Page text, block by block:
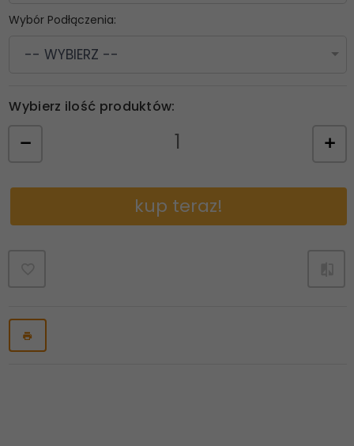
Wybór Podłączenia:
-- WYBIERZ --
Wybierz ilość produktów:
kup teraz!